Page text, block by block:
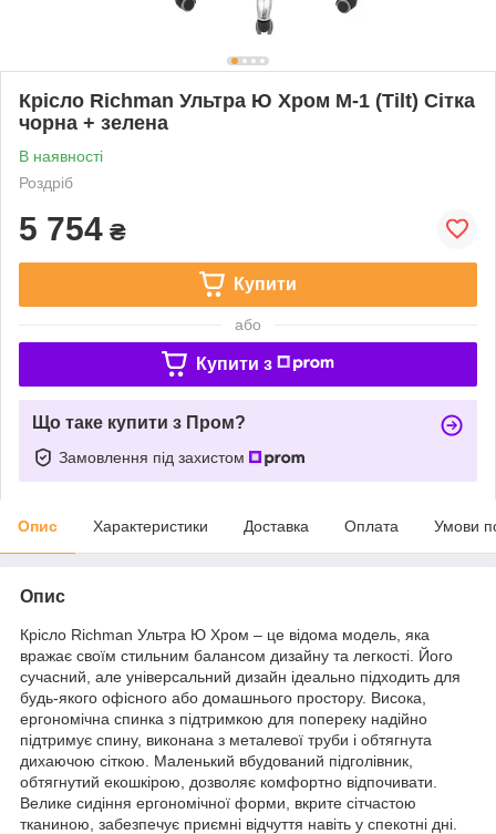
Крісло Richman Ультра Ю Хром M-1 (Tilt) Сітка
чорна + зелена
В наявності
Роздріб
5 754 ₴
Купити
або
Купити з
Що таке купити з Пром?
Замовлення під захистом
Опис Характеристики Доставка Оплата Умови
Опис
Крісло Richman Ультра Ю Хром – це відома модель, яка
вражає своїм стильним балансом дизайну та легкості. Його
сучасний, але універсальний дизайн ідеально підходить для
будь-якого офісного або домашнього простору. Висока,
ергономічна спинка з підтримкою для попереку надійно
підтримує спину, виконана з металевої труби і обтягнута
дихаючою сіткою. Маленький вбудований підголівник,
обтягнутий екошкірою, дозволяє комфортно відпочивати.
Велике сидіння ергономічної форми, вкрите сітчастою
тканиною, забезпечує приємні відчуття навіть у спекотні дні.